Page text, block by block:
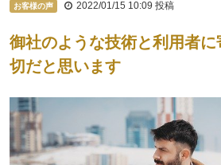
お客様の声 2022/01/15 10:09 投稿
御社のような技術と利用者
切だと思います